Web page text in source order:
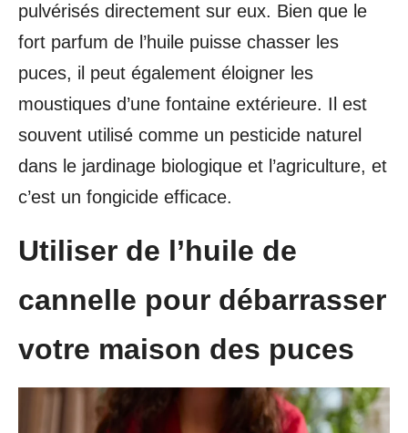
pulvérisés directement sur eux. Bien que le
fort parfum de l’huile puisse chasser les
puces, il peut également éloigner les
moustiques d’une fontaine extérieure. Il est
souvent utilisé comme un pesticide naturel
dans le jardinage biologique et l’agriculture, et
c’est un fongicide efficace.
Utiliser de l’huile de
cannelle pour débarrasser
votre maison des puces